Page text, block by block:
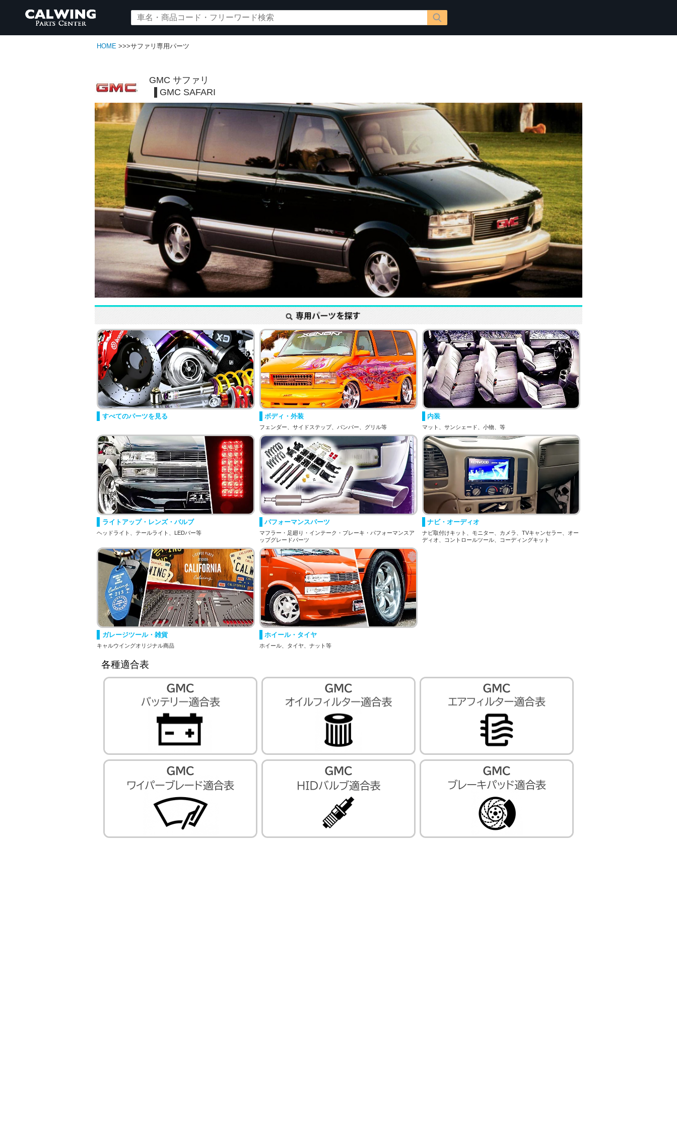
HOME >>>サファリ専用パーツ
GMC サファリ
GMC SAFARI
すべてのパーツを見る ボディ・外装
フェンダー、サイドステップ、バンパー、グリル等
内装
マット、サンシェード、小物、等
ライトアップ・レンズ・バルブ
ヘッドライト、テールライト、LEDバー等
パフォーマンスパーツ
マフラー・足廻り・インテーク・ブレーキ・パフォーマンスア
ップグレードパーツ
ナビ・オーディオ
ナビ取付けキット、モニター、カメラ、TVキャンセラー、オー
ディオ、コントロールツール、コーディングキット
ガレージツール・雑貨
キャルウイングオリジナル商品
ホイール・タイヤ
ホイール、タイヤ、ナット等
各種適合表